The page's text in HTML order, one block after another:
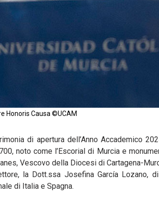
Honoris Causa ©UCAM
di apertura dell’Anno Accademico
noto come l’Escorial di Murcia e
Vescovo della Diocesi di Cartagena-
la Dott.ssa Josefina García
di Italia e Spagna.